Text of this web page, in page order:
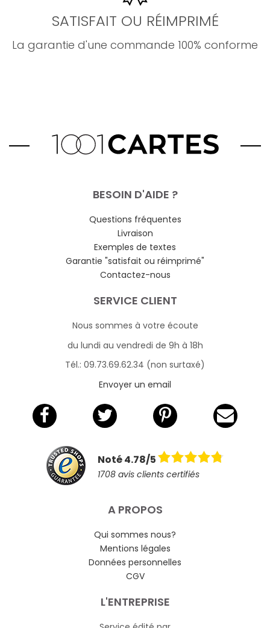
SATISFAIT OU RÉIMPRIMÉ
La garantie d'une commande 100% conforme
BESOIN D'AIDE ?
Questions fréquentes
Livraison
Exemples de textes
Garantie "satisfait ou réimprimé"
Contactez-nous
SERVICE CLIENT
Nous sommes à votre écoute
du lundi au vendredi de 9h à 18h
Tél.: 09.73.69.62.34 (non surtaxé)
Envoyer un email
Noté 4.78/5
1708 avis clients certifiés
A PROPOS
Qui sommes nous?
Mentions légales
Données personnelles
CGV
L'ENTREPRISE